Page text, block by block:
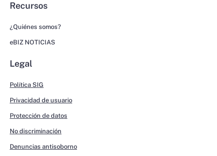
Recursos
¿Quiénes somos?
eBIZ NOTICIAS
Legal
Política SIG
Privacidad de usuario
Protección de datos
No discriminación
Denuncias antisoborno